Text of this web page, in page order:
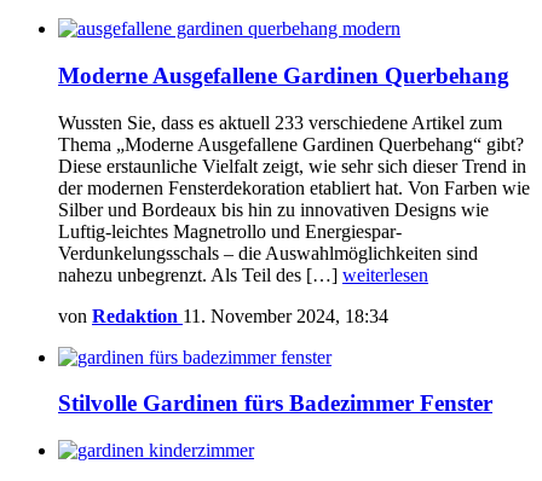
Moderne Ausgefallene Gardinen Querbehang
Wussten Sie, dass es aktuell 233 verschiedene Artikel zum
Thema „Moderne Ausgefallene Gardinen Querbehang“ gibt?
Diese erstaunliche Vielfalt zeigt, wie sehr sich dieser Trend in
der modernen Fensterdekoration etabliert hat. Von Farben wie
Silber und Bordeaux bis hin zu innovativen Designs wie
Luftig-leichtes Magnetrollo und Energiespar-
Verdunkelungsschals – die Auswahlmöglichkeiten sind
nahezu unbegrenzt. Als Teil des […] weiterlesen
von Redaktion 11. November 2024, 18:34
Stilvolle Gardinen fürs Badezimmer Fenster